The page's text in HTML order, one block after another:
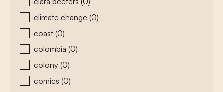
climate change (0)
coast (0)
colombia (0)
colony (0)
comics (0)